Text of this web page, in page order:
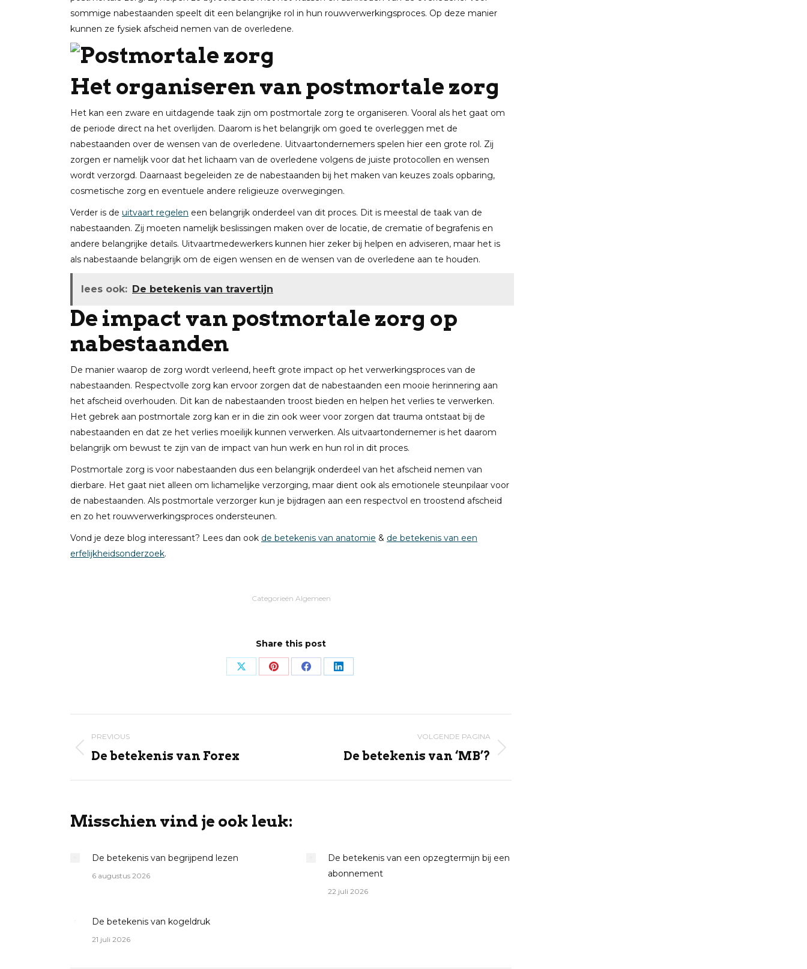
sommige nabestaanden speelt dit een belangrijke rol in hun rouwverwerkingsproces. Op deze manier
kunnen ze fysiek afscheid nemen van de overledene.
Het organiseren van postmortale zorg
Het kan een zware en uitdagende taak zijn om postmortale zorg te organiseren. Vooral als het gaat om
de periode direct na het overlijden. Daarom is het belangrijk om goed te overleggen met de
nabestaanden over de wensen van de overledene. Uitvaartondernemers spelen hier een grote rol. Zij
zorgen er namelijk voor dat het lichaam van de overledene volgens de juiste protocollen en wensen
wordt verzorgd. Daarnaast begeleiden ze de nabestaanden bij het maken van keuzes zoals opbaring,
cosmetische zorg en eventuele andere religieuze overwegingen.
Verder is de uitvaart regelen een belangrijk onderdeel van dit proces. Dit is meestal de taak van de
nabestaanden. Zij moeten namelijk beslissingen maken over de locatie, de crematie of begrafenis en
andere belangrijke details. Uitvaartmedewerkers kunnen hier zeker bij helpen en adviseren, maar het is
als nabestaande belangrijk om de eigen wensen en de wensen van de overledene aan te houden.
lees ook: De betekenis van travertijn
De impact van postmortale zorg op
nabestaanden
De manier waarop de zorg wordt verleend, heeft grote impact op het verwerkingsproces van de
nabestaanden. Respectvolle zorg kan ervoor zorgen dat de nabestaanden een mooie herinnering aan
het afscheid overhouden. Dit kan de nabestaanden troost bieden en helpen het verlies te verwerken.
Het gebrek aan postmortale zorg kan er in die zin ook weer voor zorgen dat trauma ontstaat bij de
nabestaanden en dat ze het verlies moeilijk kunnen verwerken. Als uitvaartondernemer is het daarom
belangrijk om bewust te zijn van de impact van hun werk en hun rol in dit proces.
Postmortale zorg is voor nabestaanden dus een belangrijk onderdeel van het afscheid nemen van
dierbare. Het gaat niet alleen om lichamelijke verzorging, maar dient ook als emotionele steunpilaar voor
de nabestaanden. Als postmortale verzorger kun je bijdragen aan een respectvol en troostend afscheid
en zo het rouwverwerkingsproces ondersteunen.
Vond je deze blog interessant? Lees dan ook de betekenis van anatomie & de betekenis van een
erfelijkheidsonderzoek.
Categorieën Algemeen
Share this post
Share Share Share Share
navigation
PREVIOUS
Previous
De betekenis van Forex
VOLGENDE PAGINA
VolgendeDe betekenis van ‘MB’?
Misschien vind je ook leuk:
De betekenis van begrijpend lezen
6 augustus 2026
De betekenis van een opzegtermijn bij een
abonnement
22 juli 2026
De betekenis van kogeldruk
21 juli 2026